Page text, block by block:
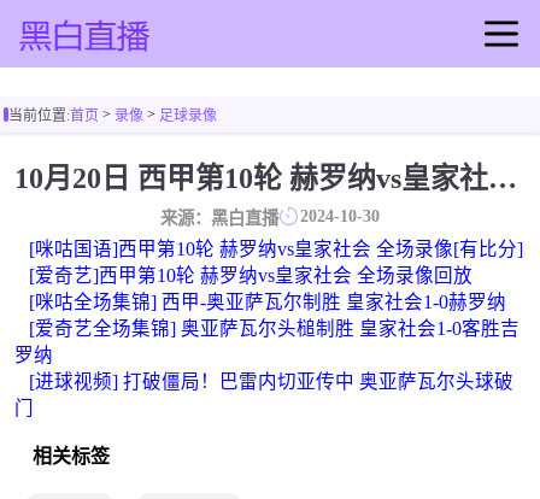
足球直播
足球录像
足球集锦
篮球集锦
足球新闻
篮球新闻
当前位置:首页> 录像 > 足球录像
10月20日 西甲第10轮 赫罗纳vs皇家社会 全场录像回放
来源：黑白直播 2024-10-30
[咪咕国语]西甲第10轮 赫罗纳vs皇家社会 全场录像[有比分]
[爱奇艺]西甲第10轮 赫罗纳vs皇家社会 全场录像回放
[咪咕全场集锦] 西甲-奥亚萨瓦尔制胜 皇家社会1-0赫罗纳
[爱奇艺全场集锦] 奥亚萨瓦尔头槌制胜 皇家社会1-0客胜吉
罗纳
[进球视频] 打破僵局！巴雷内切亚传中 奥亚萨瓦尔头球破
门
相关标签